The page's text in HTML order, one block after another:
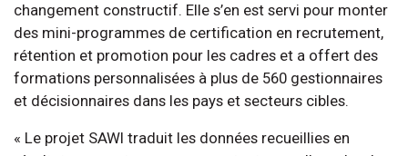
changement constructif. Elle s’en est servi pour monter
des mini-programmes de certification en recrutement,
rétention et promotion pour les cadres et a offert des
formations personnalisées à plus de 560 gestionnaires
et décisionnaires dans les pays et secteurs cibles.
« Le projet SAWI traduit les données recueillies en